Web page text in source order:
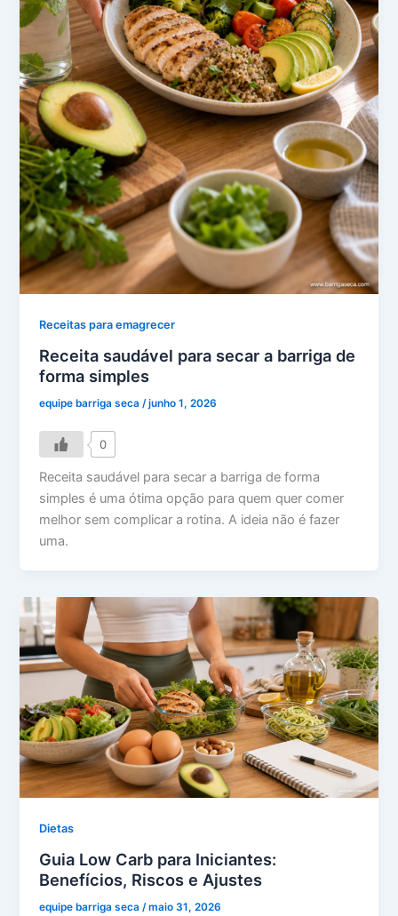
Receitas para emagrecer
Receita saudável para secar a barriga de
forma simples
equipe barriga seca /junho 1, 2026
0
Receita saudável para secar a barriga de forma
simples é uma ótima opção para quem quer comer
melhor sem complicar a rotina. A ideia não é fazer
uma.
Dietas
Guia Low Carb para Iniciantes:
Benefícios, Riscos e Ajustes
equipe barriga seca /maio 31, 2026